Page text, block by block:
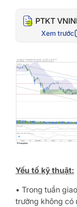
PTKT
Xem trước
Yếu tố kỹ thuật:
• Trong tuần
trường không có